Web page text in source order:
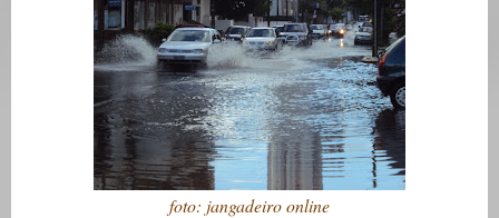
foto: jangadeiro online